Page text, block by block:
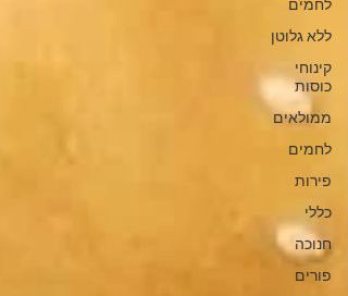
לחמים
ללא גלוטן
קינוחי
כוסות
ממולאים
לחמים
פירות
כללי
חנוכה
פורים